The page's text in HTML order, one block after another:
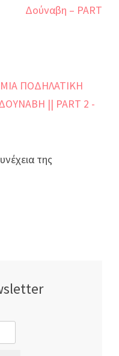
Δούναβη – PART 4
ΠΟΔΗΛΑΤΙΚΗ
|| PART 2 -
της